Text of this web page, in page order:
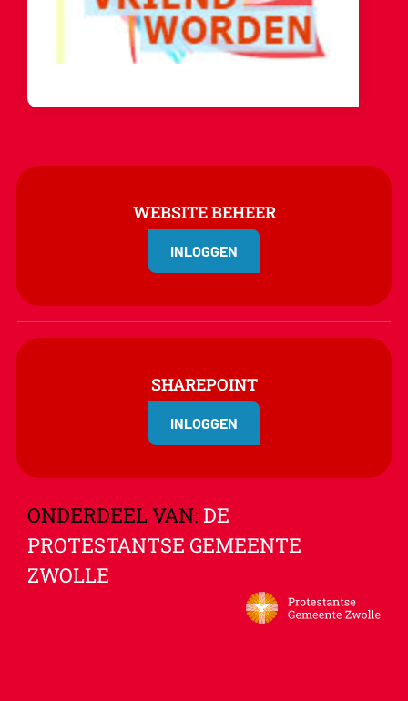
WEBSITE BEHEER
INLOGGEN
SHAREPOINT
INLOGGEN
ONDERDEEL VAN: DE
PROTESTANTSE GEMEENTE
ZWOLLE